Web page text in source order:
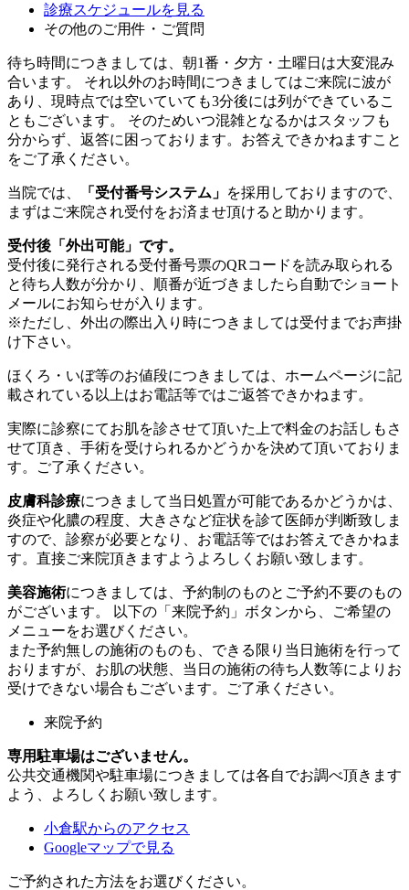
診療スケジュールを見る
その他のご用件・ご質問
待ち時間につきましては、朝1番・夕方・土曜日は大変混み
合います。 それ以外のお時間につきましてはご来院に波が
あり、現時点では空いていても3分後には列ができているこ
ともございます。 そのためいつ混雑となるかはスタッフも
分からず、返答に困っております。お答えできかねますこと
をご了承ください。
当院では、 「受付番号システム」 を採用しておりますので、
まずはご来院され受付をお済ませ頂けると助かります。
受付後「外出可能」です。
受付後に発行される受付番号票のQRコードを読み取られる
と待ち人数が分かり、順番が近づきましたら自動でショート
メールにお知らせが入ります。
※ただし、外出の際出入り時につきましては受付までお声掛
け下さい。
ほくろ・いぼ等のお値段につきましては、ホームページに記
載されている以上はお電話等ではご返答できかねます。
実際に診察にてお肌を診させて頂いた上で料金のお話しもさ
せて頂き、手術を受けられるかどうかを決めて頂いておりま
す。ご了承ください。
皮膚科診療につきまして当日処置が可能であるかどうかは、
炎症や化膿の程度、大きさなど症状を診て医師が判断致しま
すので、診察が必要となり、お電話等ではお答えできかねま
す。直接ご来院頂きますようよろしくお願い致します。
美容施術につきましては、予約制のものとご予約不要のもの
がございます。 以下の「来院予約」ボタンから、ご希望の
メニューをお選びください。
また予約無しの施術のものも、できる限り当日施術を行って
おりますが、お肌の状態、当日の施術の待ち人数等によりお
受けできない場合もございます。ご了承ください。
来院予約
専用駐車場はございません。
公共交通機関や駐車場につきましては各自でお調べ頂きます
よう、よろしくお願い致します。
小倉駅からのアクセス
Googleマップで見る
ご予約された方法をお選びください。